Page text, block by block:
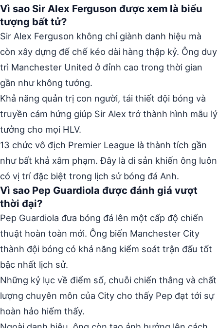
Vì sao Sir Alex Ferguson được xem là biểu
tượng bất tử?
Sir Alex Ferguson không chỉ giành danh hiệu mà
còn xây dựng đế chế kéo dài hàng thập kỷ. Ông duy
trì Manchester United ở đỉnh cao trong thời gian
gần như không tưởng.
Khả năng quản trị con người, tái thiết đội bóng và
truyền cảm hứng giúp Sir Alex trở thành hình mẫu lý
tưởng cho mọi HLV.
13 chức vô địch Premier League là thành tích gần
như bất khả xâm phạm. Đây là di sản khiến ông luôn
có vị trí đặc biệt trong lịch sử bóng đá Anh.
Vì sao Pep Guardiola được đánh giá vượt
thời đại?
Pep Guardiola đưa bóng đá lên một cấp độ chiến
thuật hoàn toàn mới. Ông biến Manchester City
thành đội bóng có khả năng kiểm soát trận đấu tốt
bậc nhất lịch sử.
Những kỷ lục về điểm số, chuỗi chiến thắng và chất
lượng chuyên môn của City cho thấy Pep đạt tới sự
hoàn hảo hiếm thấy.